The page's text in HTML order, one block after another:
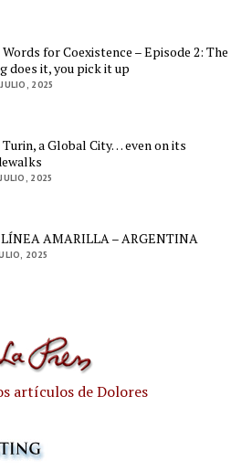
Words for Coexistence – Episode 2: The
does it, you pick it up
2025
a Global City… even on its
2025
AMARILLA – ARGENTINA
2025
artículos de Dolores